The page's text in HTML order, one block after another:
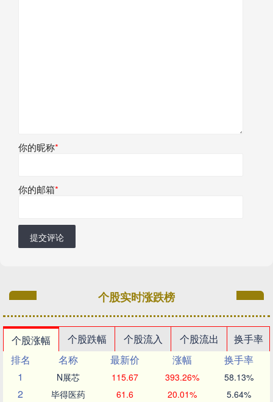
你的昵称*
你的邮箱*
提交评论
个股实时涨跌榜
个股涨幅 个股跌幅 个股流入 个股流出
换手率
排名
名称 最新价 涨幅
换手率
1
N展芯 115.67 393.26% 58.13%
2 毕得医药 61.6 20.01% 5.64%